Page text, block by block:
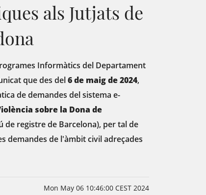
als Jutjats de
Informàtics del Departament
que des del6 de maig de 2024,
de demandes del sistema e-
sobre la Dona de
de registre de Barcelona), per tal de
demandes de l'àmbit civil adreçades
Mon May 06 10:46:00 CEST 2024